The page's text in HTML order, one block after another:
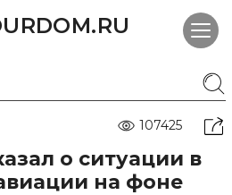
107425
о ситуации в
на фоне